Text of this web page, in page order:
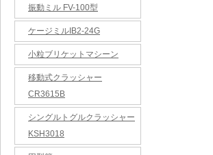
振動ミル FV-100型
ケージミルIB2-24G
小粒ブリケットマシーン
移動式クラッシャー
CR3615B
シングルトグルクラッシャー
KSH3018